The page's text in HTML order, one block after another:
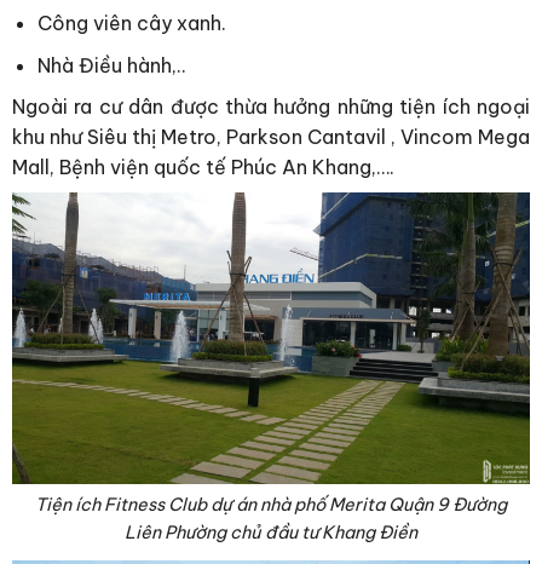
Công viên cây xanh.
Nhà Điều hành,..
Ngoài ra cư dân được thừa hưởng những tiện ích ngoại
khu như Siêu thị Metro, Parkson Cantavil , Vincom Mega
Mall, Bệnh viện quốc tế Phúc An Khang,….
Tiện ích Fitness Club dự án nhà phố Merita Quận 9 Đường
Liên Phường chủ đầu tư Khang Điền